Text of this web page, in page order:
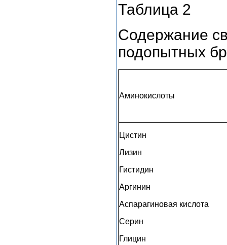
Таблица 2
Содержание
подопытных
Аминокислоты
Цистин
Лизин
Гистидин
Аргинин
Аспарагиновая кислота
Серин
Глицин